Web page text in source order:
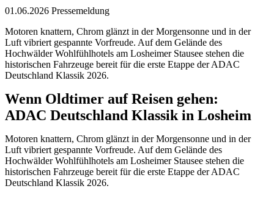
01.06.2026 Pressemeldung
Motoren knattern, Chrom glänzt in der Morgensonne und in der
Luft vibriert gespannte Vorfreude. Auf dem Gelände des
Hochwälder Wohlfühlhotels am Losheimer Stausee stehen die
historischen Fahrzeuge bereit für die erste Etappe der ADAC
Deutschland Klassik 2026.
Wenn Oldtimer auf Reisen gehen:
ADAC Deutschland Klassik in Losheim
Motoren knattern, Chrom glänzt in der Morgensonne und in der
Luft vibriert gespannte Vorfreude. Auf dem Gelände des
Hochwälder Wohlfühlhotels am Losheimer Stausee stehen die
historischen Fahrzeuge bereit für die erste Etappe der ADAC
Deutschland Klassik 2026.